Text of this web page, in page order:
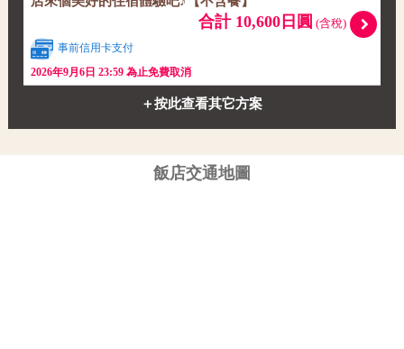
合計 10,600日圓 (含稅)
事前信用卡支付
2026年9月6日 23:59 為止免費取消
＋按此查看其它方案
飯店交通地圖